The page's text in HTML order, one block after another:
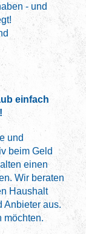
- und
einfach
und
beim Geld
einen
Wir beraten
Haushalt
Anbieter aus.
möchten.